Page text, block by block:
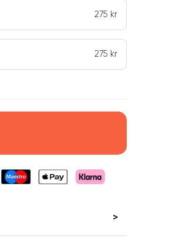
275 kr
275 kr